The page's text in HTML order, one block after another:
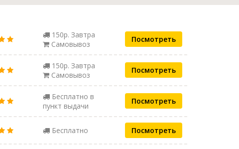
150р. Завтра
Самовывоз
Посмотреть
150р. Завтра
Самовывоз
Посмотреть
Бесплатно в
пункт выдачи
Посмотреть
Бесплатно Посмотреть